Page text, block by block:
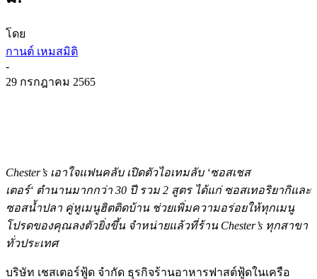
โดย
กานต์ เหมสมิติ
-
29 กรกฎาคม 2565
Chester’s เอาใจแฟนคลับ เปิดตัวไอเทมลับ ‘ซอสเชส
เตอร์‘ ตำนานมากกว่า 30 ปี รวม2 สูตร ได้แก่ ซอสเทอริยากิและ
ซอสน้ำปลา คู่หูเมนูฮิตติดบ้าน ช่วยเพิ่มความอร่อยให้ทุกเมนู
โปรดของคุณลงตัวยิ่งขึ้น จำหน่ายแล้วที่ร้าน Chester’s ทุกสาขา
ทั่วประเทศ
บริษัท เชสเตอร์ฟู้ด จำกัด ธุรกิจร้านอาหารฟาสต์ฟู้ดในเครือ